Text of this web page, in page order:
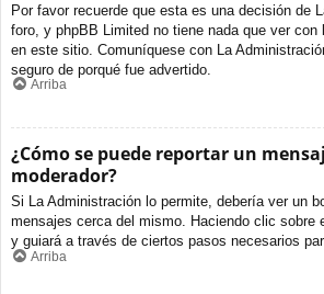
Por favor recuerde que esta es una decisión de
foro, y phpBB Limited no tiene nada que ver con
en este sitio. Comuníquese con La
seguro de porqué fue advertido.
Arriba
¿Cómo se puede reportar un
moderador?
Si La Administración lo permite, debería ver un
mensajes cerca del mismo. Haciendo clic sobre
y guiará a través de ciertos pasos necesarios
Arriba